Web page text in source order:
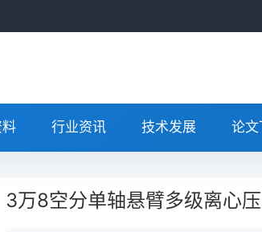
料 行业资讯 技术发展 论文
3万8空分单轴悬臂多级离心